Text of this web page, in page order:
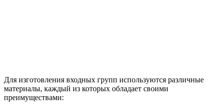
Для изготовления входных групп используются различные
материалы, каждый из которых обладает своими
преимуществами: